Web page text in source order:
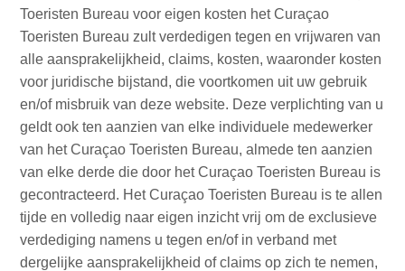
All-
inclusive
Appartementen
Hotels
en
Resorts
Vakantiewoningen
Plan
je
Toeristen Bureau voor eigen kosten het Curaçao
Toeristen Bureau zult verdedigen tegen en vrijwaren van
alle aansprakelijkheid, claims, kosten, waaronder kosten
voor juridische bijstand, die voortkomen uit uw gebruik
en/of misbruik van deze website. Deze verplichting van u
geldt ook ten aanzien van elke individuele medewerker
van het Curaçao Toeristen Bureau, almede ten aanzien
van elke derde die door het Curaçao Toeristen Bureau is
gecontracteerd. Het Curaçao Toeristen Bureau is te allen
tijde en volledig naar eigen inzicht vrij om de exclusieve
verdediging namens u tegen en/of in verband met
dergelijke aansprakelijkheid of claims op zich te nemen,